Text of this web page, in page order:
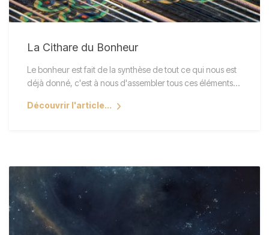
La Cithare du Bonheur
Le bonheur est fait de la synthèse de tout ce qui nous est
déjà donné, c'est à nous d'assembler tous ces éléments…
Découvrir l'article...